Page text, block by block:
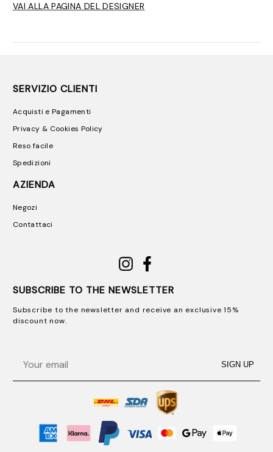
VAI ALLA PAGINA DEL DESIGNER
SERVIZIO CLIENTI
Acquisti e Pagamenti
Privacy & Cookies Policy
Reso facile
Spedizioni
AZIENDA
Negozi
Contattaci
SUBSCRIBE TO THE NEWSLETTER
Subscribe to the newsletter and receive an exclusive 15%
discount now.
SIGN UP